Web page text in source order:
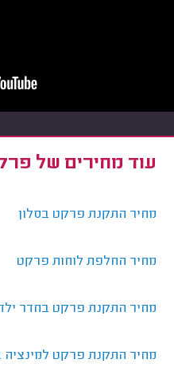
עוד מחירים של
מחיר התקנת פרקט בסלון
מחיר החלפת לוחות פרקט
מחיר התקנת פרקט בחדר
מחיר התקנת פרקט